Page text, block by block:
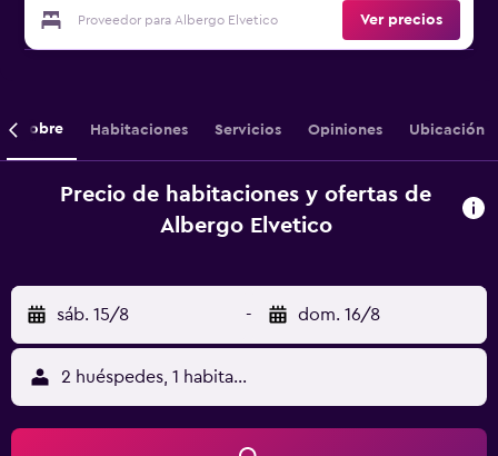
Proveedor para Albergo Elvetico Ver precios
Sobre Habitaciones Servicios Opiniones Ubicación
Precio de habitaciones y ofertas de
Albergo Elvetico
sáb. 15/8 - dom. 16/8
2 huéspedes, 1 habitación